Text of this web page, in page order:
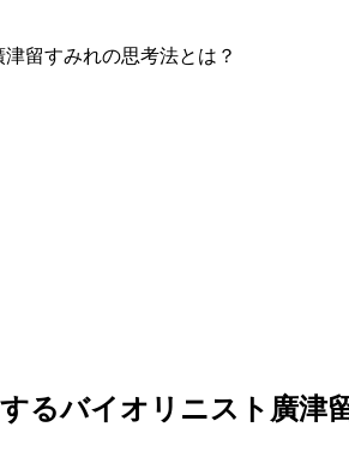
留すみれの思考法とは？
るバイオリニスト廣津